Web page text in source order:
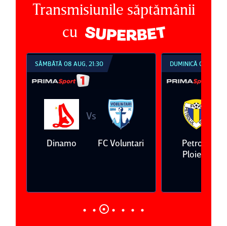
Transmisiunile săptămânii
cu
SÂMBĂTĂ 08 AUG, 21:30
Dinamo
Vs
FC Voluntari
DUMINICĂ 09 AUG,
Petrolul
Ploieşti